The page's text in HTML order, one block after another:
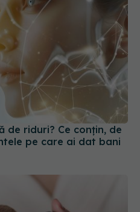
de riduri? Ce conțin, de
pe care ai dat bani